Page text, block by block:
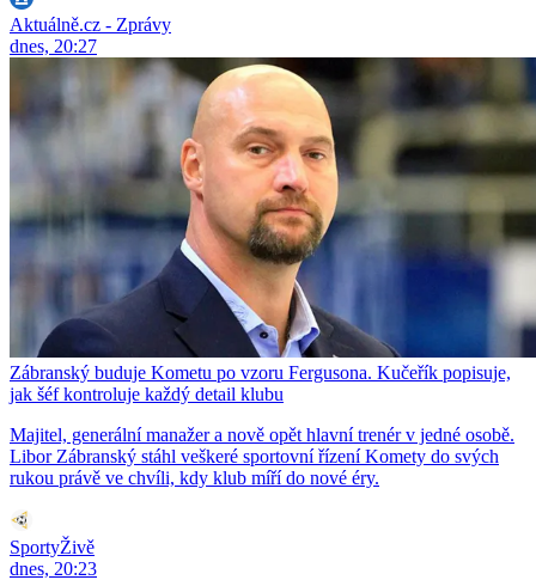
Aktuálně.cz - Zprávy
dnes, 20:27
Zábranský buduje Kometu po vzoru Fergusona. Kučeřík popisuje,
jak šéf kontroluje každý detail klubu
Majitel, generální manažer a nově opět hlavní trenér v jedné osobě.
Libor Zábranský stáhl veškeré sportovní řízení Komety do svých
rukou právě ve chvíli, kdy klub míří do nové éry.
SportyŽivě
dnes, 20:23